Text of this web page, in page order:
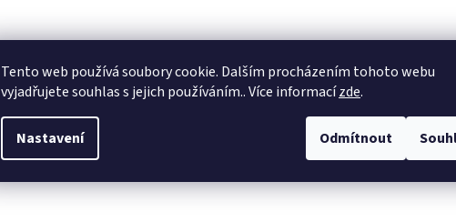
Tento web používá soubory cookie. Dalším procházením tohoto webu
vyjadřujete souhlas s jejich používáním.. Více informacízde.
Nastavení Odmítnout
k
y
v
ý
i
s